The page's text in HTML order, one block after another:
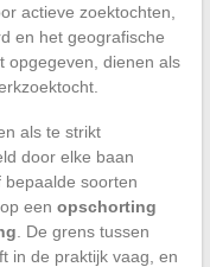
actieve zoektochten,
en het geografische
opgegeven, dienen als
als te strikt
door elke baan
soorten
een opschorting
. De grens tussen
in de praktijk vaag, en